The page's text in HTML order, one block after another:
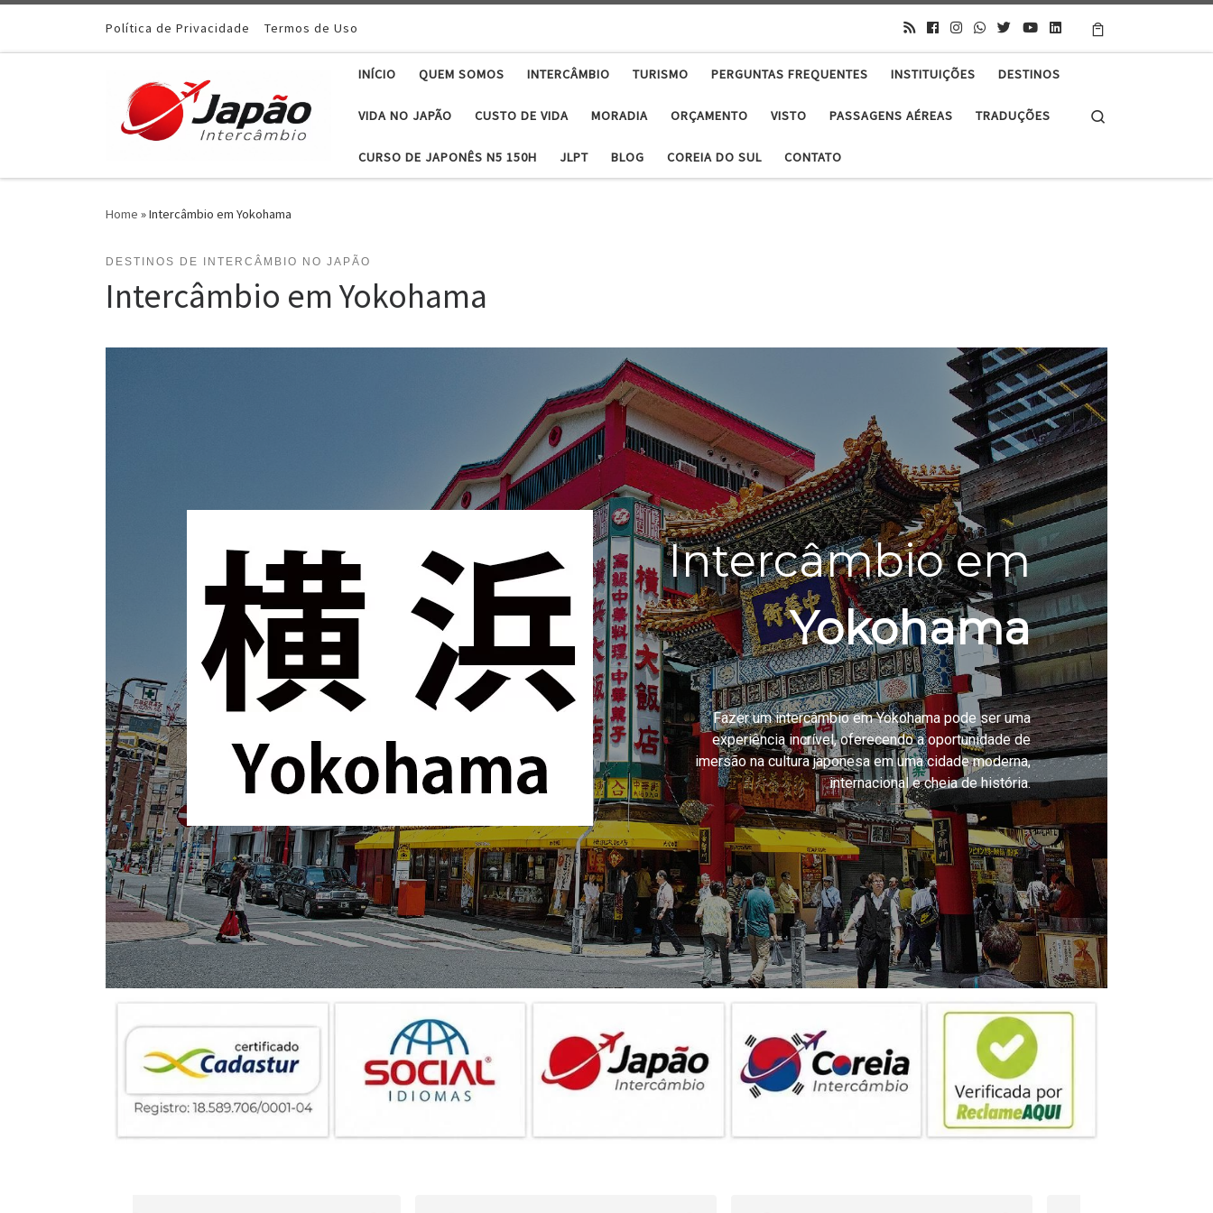
Política de Privacidade Termos de Uso
INÍCIO QUEM SOMOS INTERCÂMBIO TURISMO PERGUNTAS FREQUENTES INSTITUIÇÕES DESTINOS
VIDA NO JAPÃO CUSTO DE VIDA MORADIA ORÇAMENTO VISTO PASSAGENS AÉREAS TRADUÇÕES
CURSO DE JAPONÊS N5 150H JLPT BLOG COREIA DO SUL CONTATO
Home »Intercâmbio em Yokohama
DESTINOS DE INTERCÂMBIO NO JAPÃO
Intercâmbio em Yokohama
Intercâmbio em
Yokohama
Fazer um intercâmbio em Yokohama pode ser uma
experiência incrível, oferecendo a oportunidade de
imersão na cultura japonesa em uma cidade moderna,
internacional e cheia de história.